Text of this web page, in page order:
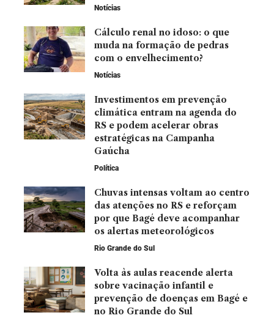
Notícias
Cálculo renal no idoso: o que
muda na formação de pedras
com o envelhecimento?
Notícias
Investimentos em prevenção
climática entram na agenda do
RS e podem acelerar obras
estratégicas na Campanha
Gaúcha
Política
Chuvas intensas voltam ao centro
das atenções no RS e reforçam
por que Bagé deve acompanhar
os alertas meteorológicos
Rio Grande do Sul
Volta às aulas reacende alerta
sobre vacinação infantil e
prevenção de doenças em Bagé e
no Rio Grande do Sul